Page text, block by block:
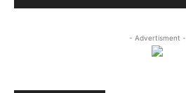
- Advertisment -